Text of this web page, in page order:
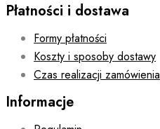
Płatności i dostawa
Formy płatności
Koszty i sposoby dostawy
Czas realizacji zamówienia
Informacje